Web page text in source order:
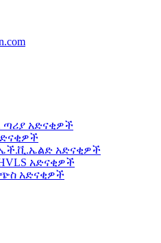
ጣሪያ አድናቂዎች
አድናቂዎች
አድናቂዎች
አድናቂዎች